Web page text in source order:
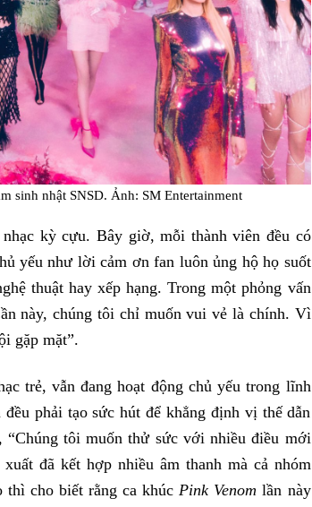
sinh nhật SNSD. Ảnh: SM Entertainment
kỳ cựu. Bây giờ, mỗi thành viên đều có
yếu như lời cảm ơn fan luôn ủng hộ họ suốt
thuật hay xếp hạng. Trong một phỏng vấn
này, chúng tôi chỉ muốn vui vẻ là chính. Vì
gặp mặt”.
trẻ, vẫn đang hoạt động chủ yếu trong lĩnh
phải tạo sức hút để khẳng định vị thế dẫn
“Chúng tôi muốn thử sức với nhiều điều mới
đã kết hợp nhiều âm thanh mà cả nhóm
thì cho biết rằng ca khúc Pink Venom lần này